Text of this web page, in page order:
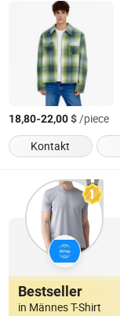
18,80-22,00$/piece
Kontakt
Bestseller
in Männes T-Shirt